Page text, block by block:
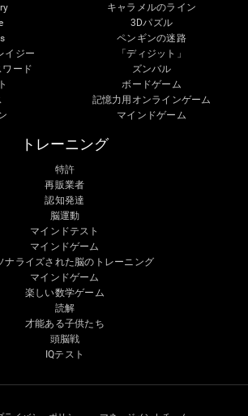
イジー
ワード
キャラメルのライン
3Dパズル
ペンギンの迷路
「ディジット」
ズンバル
ボードゲーム
記憶力用オンラインゲーム
マインドゲーム
トレーニング
特許
再販業者
認知発達
脳運動
マインドテスト
マインドゲーム
ナライズされた脳のトレーニング
マインドゲーム
楽しい数学ゲーム
読解
才能ある子供たち
頭脳戦
IQテスト